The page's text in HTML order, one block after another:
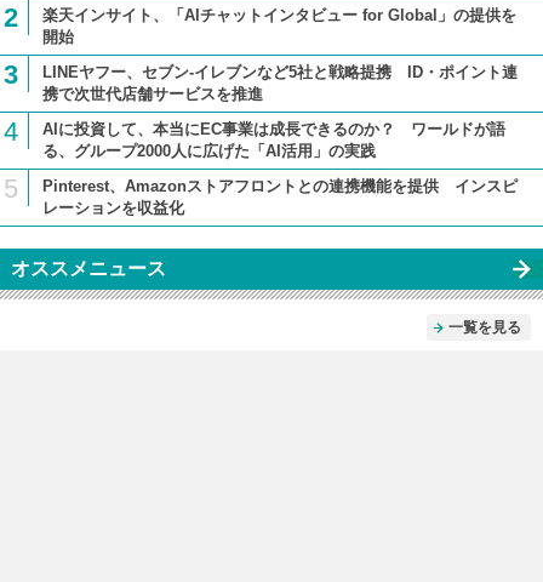
2
楽天インサイト、「AIチャットインタビュー for Global」の提供を
開始
3
LINEヤフー、セブン-イレブンなど5社と戦略提携 ID・ポイント連
携で次世代店舗サービスを推進
4
AIに投資して、本当にEC事業は成長できるのか？ ワールドが語
る、グループ2000人に広げた「AI活用」の実践
5
Pinterest、Amazonストアフロントとの連携機能を提供 インスピ
レーションを収益化
オススメニュース
一覧を見る